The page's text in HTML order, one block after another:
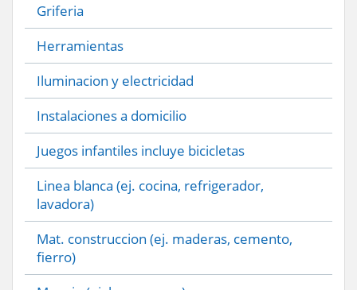
Griferia
Herramientas
Iluminacion y electricidad
Instalaciones a domicilio
Juegos infantiles incluye bicicletas
Linea blanca (ej. cocina, refrigerador,
lavadora)
Mat. construccion (ej. maderas, cemento,
fierro)